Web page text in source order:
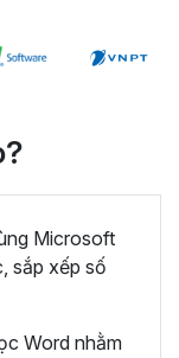
Microsoft
sắp xếp số
Word nhằm